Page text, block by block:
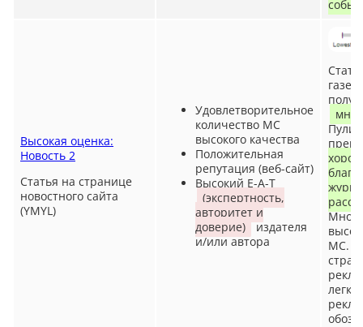
Высокая оценка:
Новость 2
Статья на странице
новостного сайта
(YMYL)
Удовлетворительное
количество MC
высокого качества
Положительная
репутация (веб-сайт)
Высокий E-A-T
(экспертность,
авторитет и
доверие) издателя
и/или автора
Много
MC.